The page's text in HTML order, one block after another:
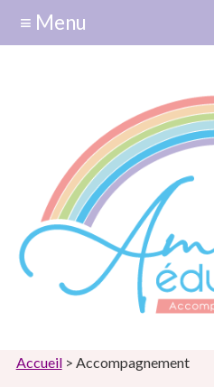
≡ Menu
Accueil> Accompagnement